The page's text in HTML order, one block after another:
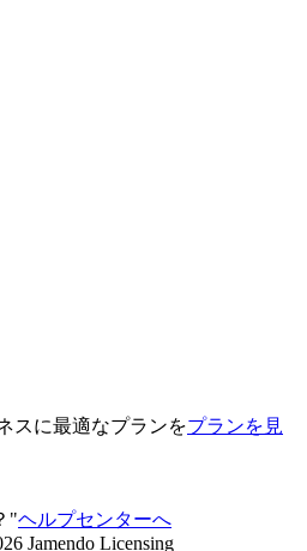
スに最適なプランをプランを見
"ヘルプセンターへ
Jamendo Licensing